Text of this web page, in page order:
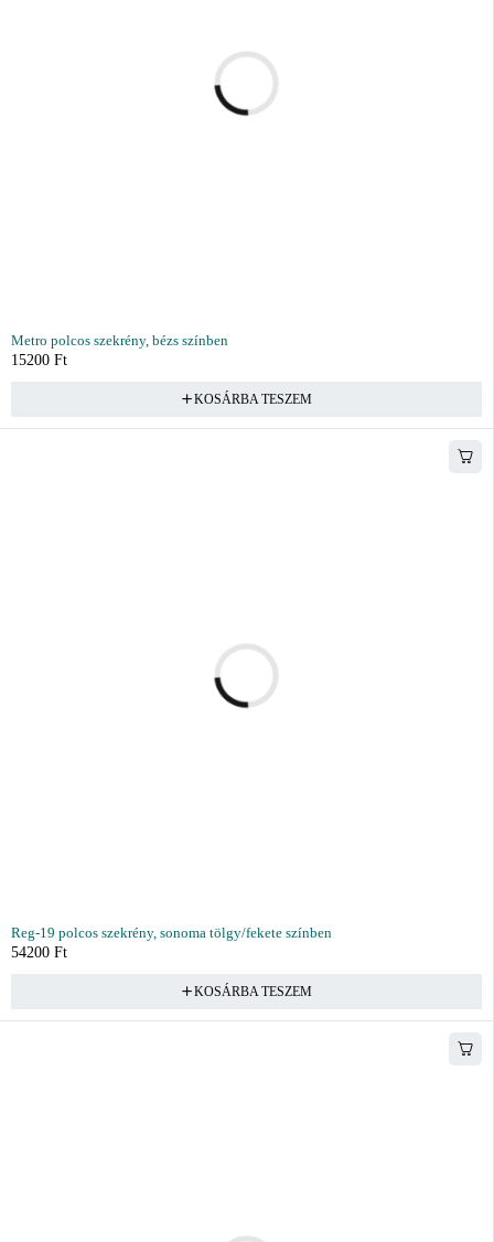
Metro polcos szekrény, bézs színben
15200 Ft
KOSÁRBA TESZEM
Reg-19 polcos szekrény, sonoma tölgy/fekete színben
54200 Ft
KOSÁRBA TESZEM